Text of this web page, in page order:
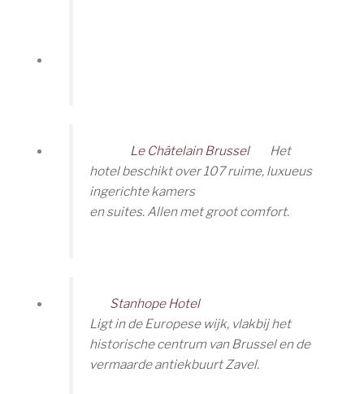
Le Châtelain Brussel
Het
hotel beschikt over 107 ruime, luxueus
ingerichte kamers
en suites. Allen met groot comfort.
Stanhope Hotel
Ligt in de Europese wijk, vlakbij het
historische centrum van Brussel en de
vermaarde antiekbuurt Zavel.